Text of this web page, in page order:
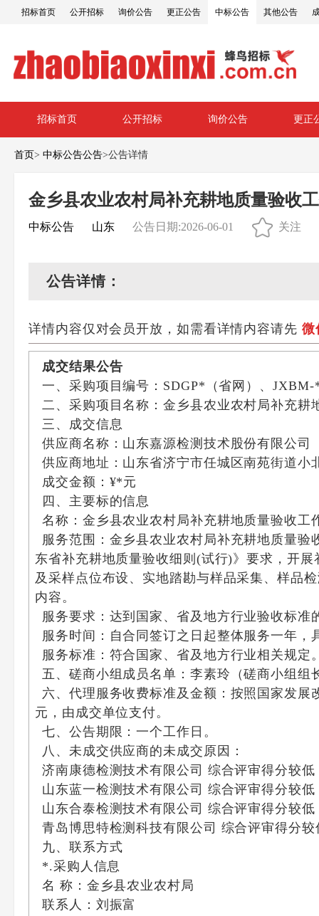
招标首页 公开招标 询价公告 更正公告 中标公告 其他公告
招标首页 公开招标 询价公告 更正
首页> 中标公告公告>公告详情
金乡县农业农村局补充耕地质量验收
中标公告 山东 公告日期:2026-06-01 关注
公告详情：
详情内容仅对会员开放，如需看详情内容请先 微
成交结果公告
一、采购项目编号：SDGP*（省网）、
二、采购项目名称：金乡县农业农村局补充耕
三、成交信息
供应商名称：山东嘉源检测技术股份有限公司
供应商地址：山东省济宁市任城区南苑街道小
成交金额：¥*元
四、主要标的信息
名称：金乡县农业农村局补充耕地质量验收工
服务范围：金乡县农业农村局补充耕地质量
东省补充耕地质量验收细则(试行)》要求，开
及采样点位布设、实地踏勘与样品采集、样品
内容。
服务要求：达到国家、省及地方行业验收标准
服务时间：自合同签订之日起整体服务一年
服务标准：符合国家、省及地方行业相关规定
五、磋商小组成员名单：李素玲（磋商小组组
六、代理服务收费标准及金额：按照国家发
元，由成交单位支付。
七、公告期限：一个工作日。
八、未成交供应商的未成交原因：
济南康德检测技术有限公司 综合评审得分较低
山东蓝一检测技术有限公司 综合评审得分较低
山东合泰检测技术有限公司 综合评审得分较低
青岛博思特检测科技有限公司 综合评审得分较
九、联系方式
*.采购人信息
名 称：金乡县农业农村局
联系人：刘振富